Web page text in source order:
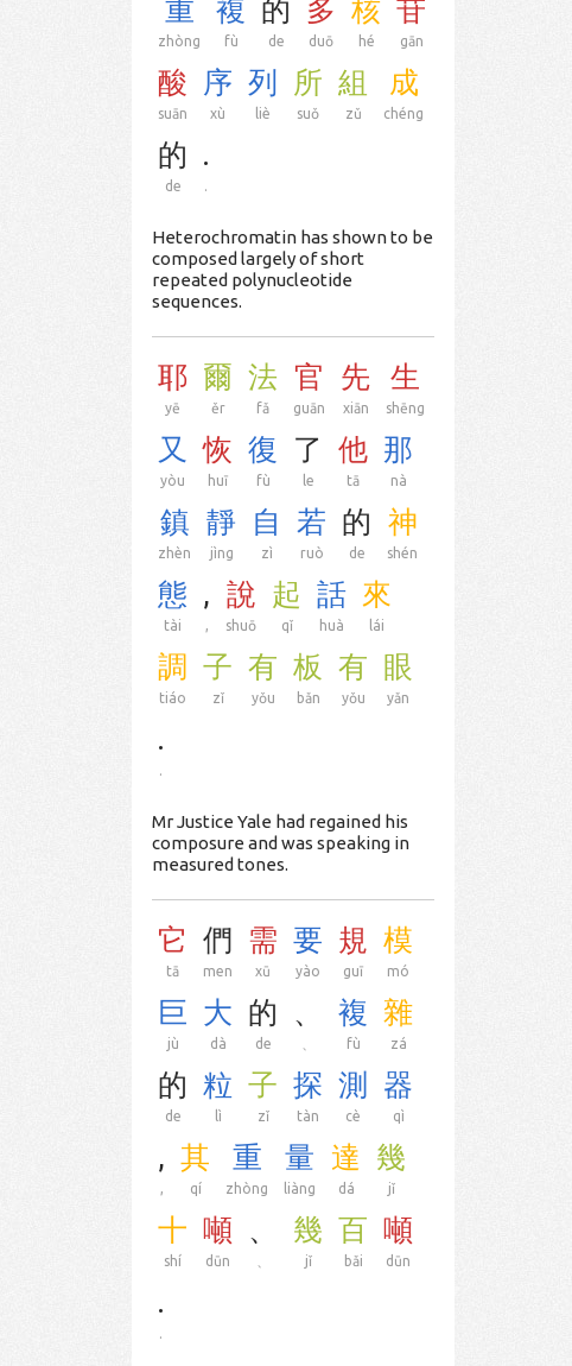
重
zhòng
複
fù
的
de
多
duō
核
hé
苷
gān
酸
suān
序
xù
列
liè
所
suǒ
組
zǔ
成
chéng
的
de
.
.
Heterochromatin has shown to be
composed largely of short
repeated polynucleotide
sequences.
耶
yē
爾
ěr
法
fǎ
官
guān
先
xiān
生
shēng
又
yòu
恢
huī
復
fù
了
le
他
tā
那
nà
鎮
zhèn
靜
jìng
自
zì
若
ruò
的
de
神
shén
態
tài
,
,
說
shuō
起
qǐ
話
huà
來
lái
調
tiáo
子
zǐ
有
yǒu
板
bǎn
有
yǒu
眼
yǎn
.
.
Mr Justice Yale had regained his
composure and was speaking in
measured tones.
它
tā
們
men
需
xū
要
yào
規
guī
模
mó
巨
jù
大
dà
的
de
、 複
fù
雜
zá
的
de
粒
lì
子
zǐ
探
tàn
測
cè
器
qì
,
,
其
qí
重
zhòng
量
liàng
達
dá
幾
jǐ
十
shí
噸
dūn
、 幾
jǐ
百
bǎi
噸
dūn
.
.